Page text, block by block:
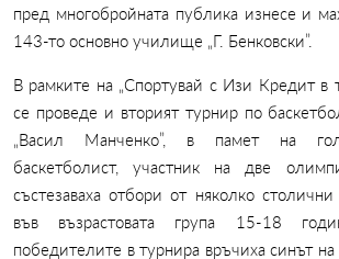
пред многобройната публика изнесе и
143-то основно училище „Г. Бенковски”.
В рамките на „Спортувай с Изи Кредит в
се проведе и вторият турнир по
„Васил Манченко”, в памет на
баскетболист, участник на две
състезаваха отбори от няколко
във възрастовата група 15-18
победителите в турнира връчиха синът